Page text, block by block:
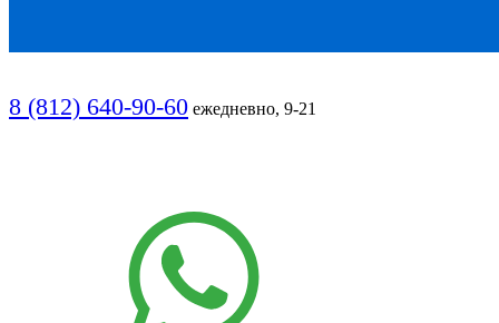
8 (812) 640-90-60 ежедневно, 9-21